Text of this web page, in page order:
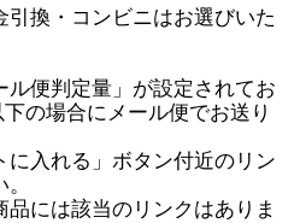
換・コンビニはお選びいた
便判定量」が設定されてお
の場合にメール便でお送り
入れる」ボタン付近のリン
には該当のリンクはありま